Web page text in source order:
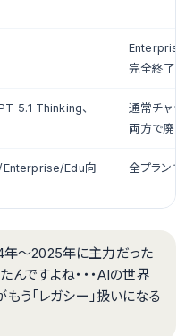
Enterprise
完全終了
5.1 Thinking、
通常チャッ
両方で廃止
Enterprise/Edu向
全プランで
年〜2025年に主力だった
ですよね・・・AIの世界
う「レガシー」扱いになる